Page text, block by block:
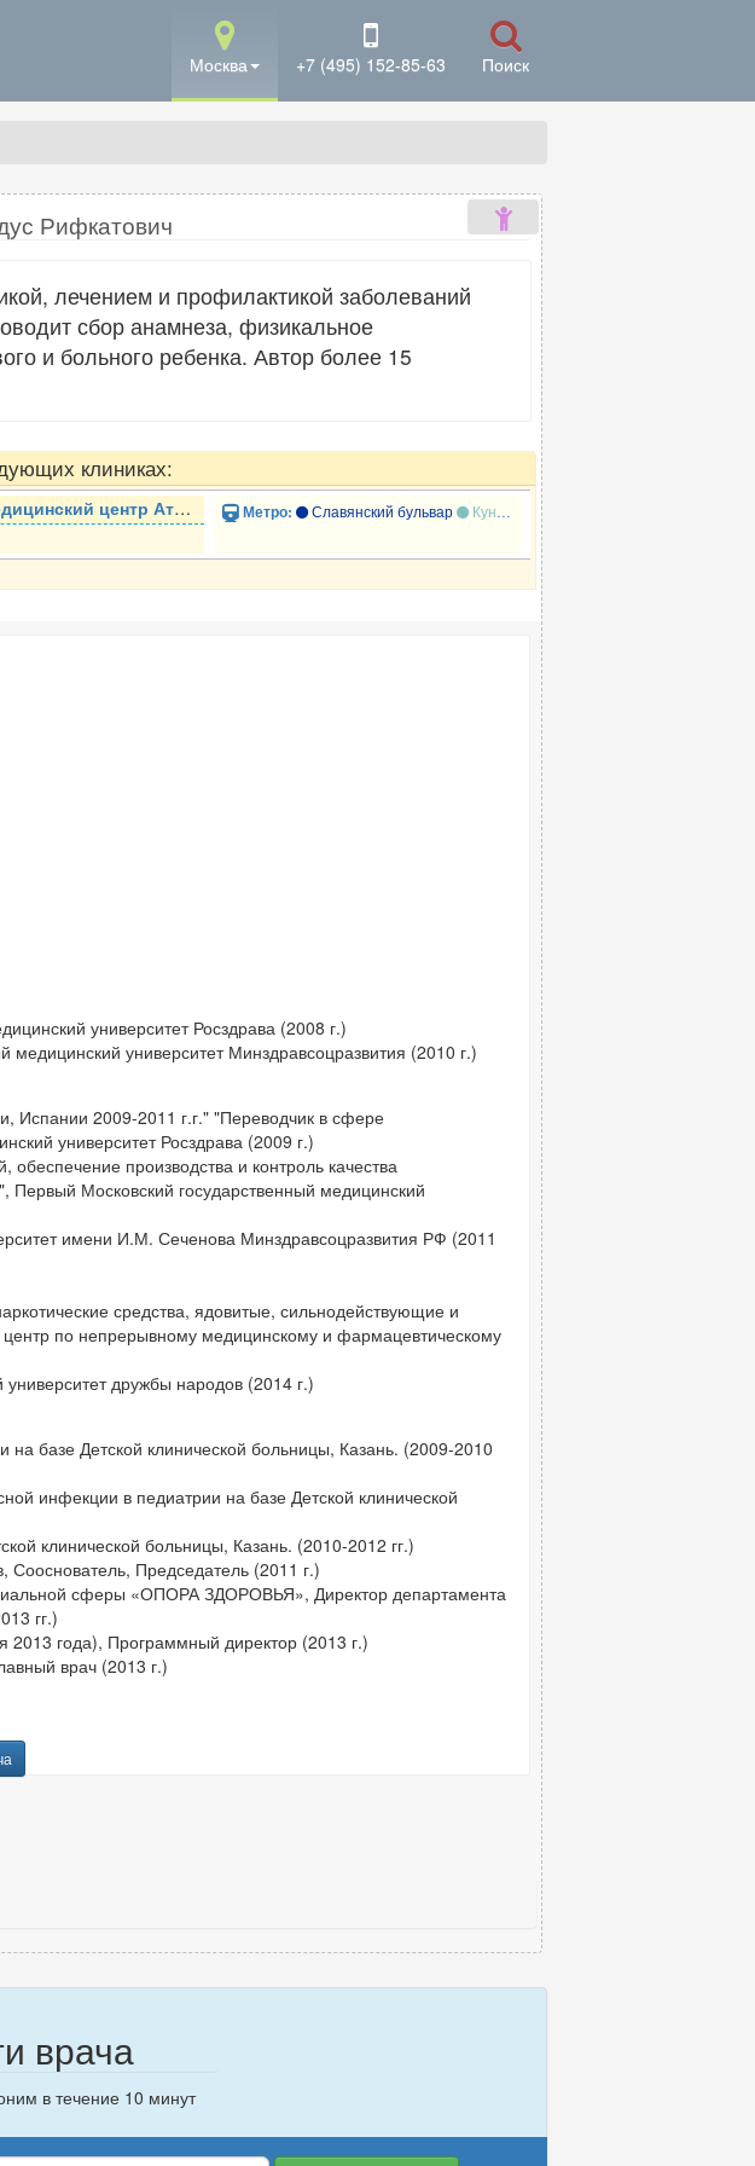
Москва +7 (495) 152-85-63 Поиск
Рифкатович
лечением и профилактикой заболеваний
сбор анамнеза, физикальное
и больного ребенка. Автор более 15
клиниках:
центр Атлас Метро: Славянский бульвар Кунцевская
университет Росздрава (2008 г.)
университет Минздравсоцразвития (2010 г.)
Испании 2009-2011 г.г." "Переводчик в сфере
университет Росздрава (2009 г.)
производства и контроль качества
Первый Московский государственный медицинский
имени И.М. Сеченова Минздравсоцразвития РФ (2011
средства, ядовитые, сильнодействующие и
по непрерывному медицинскому и фармацевтическому
дружбы народов (2014 г.)
базе Детской клинической больницы, Казань. (2009-2010
инфекции в педиатрии на базе Детской клинической
клинической больницы, Казань. (2010-2012 гг.)
Председатель (2011 г.)
сферы «ОПОРА ЗДОРОВЬЯ», Директор департамента
гг.)
года), Программный директор (2013 г.)
врач (2013 г.)
врача
в течение 10 минут